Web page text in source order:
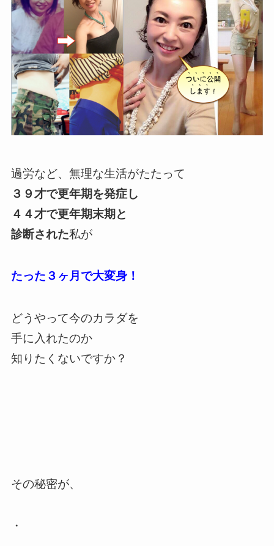
過労など、無理な生活がたたって
３９才で更年期を発症し
４４才で更年期末期と
診断された私が
たった３ヶ月で大変身！
どうやって今のカラダを
手に入れたのか
知りたくないですか？
その秘密が、
・